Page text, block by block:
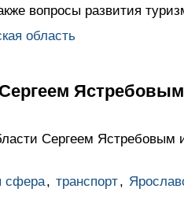
вопросы развития
область
Ястребовым
Сергеем Ястребовым
сфера, транспорт,